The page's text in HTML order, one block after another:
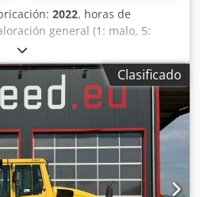
2022, horas de
general (1: malo, 5:
Nuevo, cumple con las normas
y está listo para su uso
Ap Hek Aproximadamente 260
operativo: 2400 kg; ancho
diésel Kubota, norma de
cuatro ruedas de goma con
la parte trasera; transmisión
y la vibración; 2
pre-tensión por resorte y
Clasificado